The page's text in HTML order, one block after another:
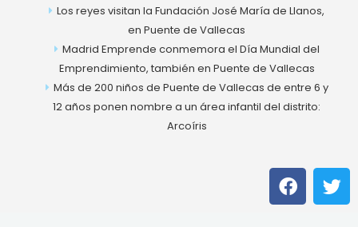
Los reyes visitan la Fundación José María de Llanos,
en Puente de Vallecas
Madrid Emprende conmemora el Día Mundial del
Emprendimiento, también en Puente de Vallecas
Más de 200 niños de Puente de Vallecas de entre 6 y
12 años ponen nombre a un área infantil del distrito:
Arcoíris
F
a
c
T
w
i